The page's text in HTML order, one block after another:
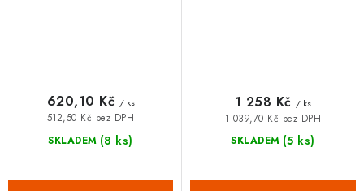
SKLADEM (8 ks)
512,50 Kč bez DPH
620,10 Kč / ks
SKLADEM (5 ks)
1 039,70 Kč bez DPH
1 258 Kč / ks